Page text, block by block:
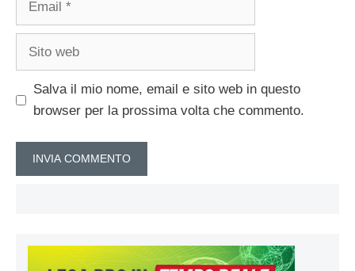
Sito
Salva il mio nome, email e sito web in questo
browser per la prossima volta che commento.